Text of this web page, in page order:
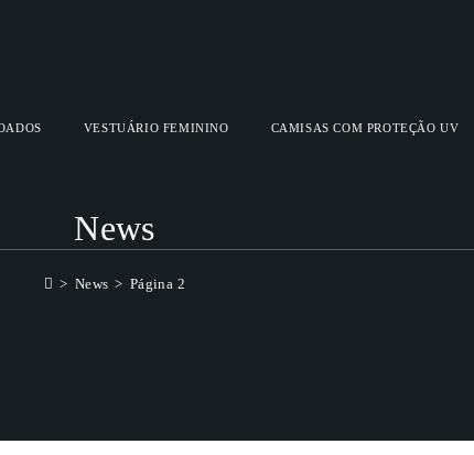
VESTUÁRIO FEMININO CAMISAS COM PROTEÇÃO UV
News
> News > Página 2